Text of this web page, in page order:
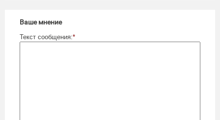
Ваше мнение
Текст сообщения:*